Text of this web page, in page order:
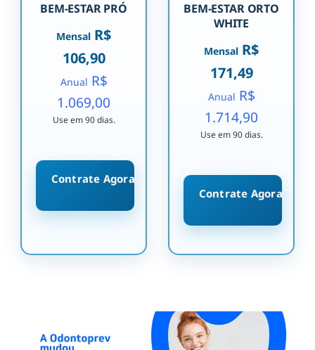
BEM-ESTAR PRÓ
Mensal R$
106,90
Anual R$
1.069,00
Use em 90 dias.
Contrate Agora
BEM-ESTAR ORTO
WHITE
Mensal R$
171,49
Anual R$
1.714,90
Use em 90 dias.
Contrate Agora